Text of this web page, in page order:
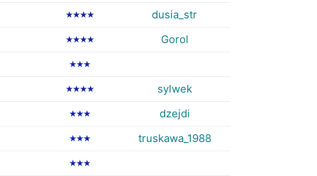
★★★★ dusia_str
★★★★ Gorol
★★★
★★★★ sylwek
★★★ dzejdi
★★★ truskawa_1988
★★★